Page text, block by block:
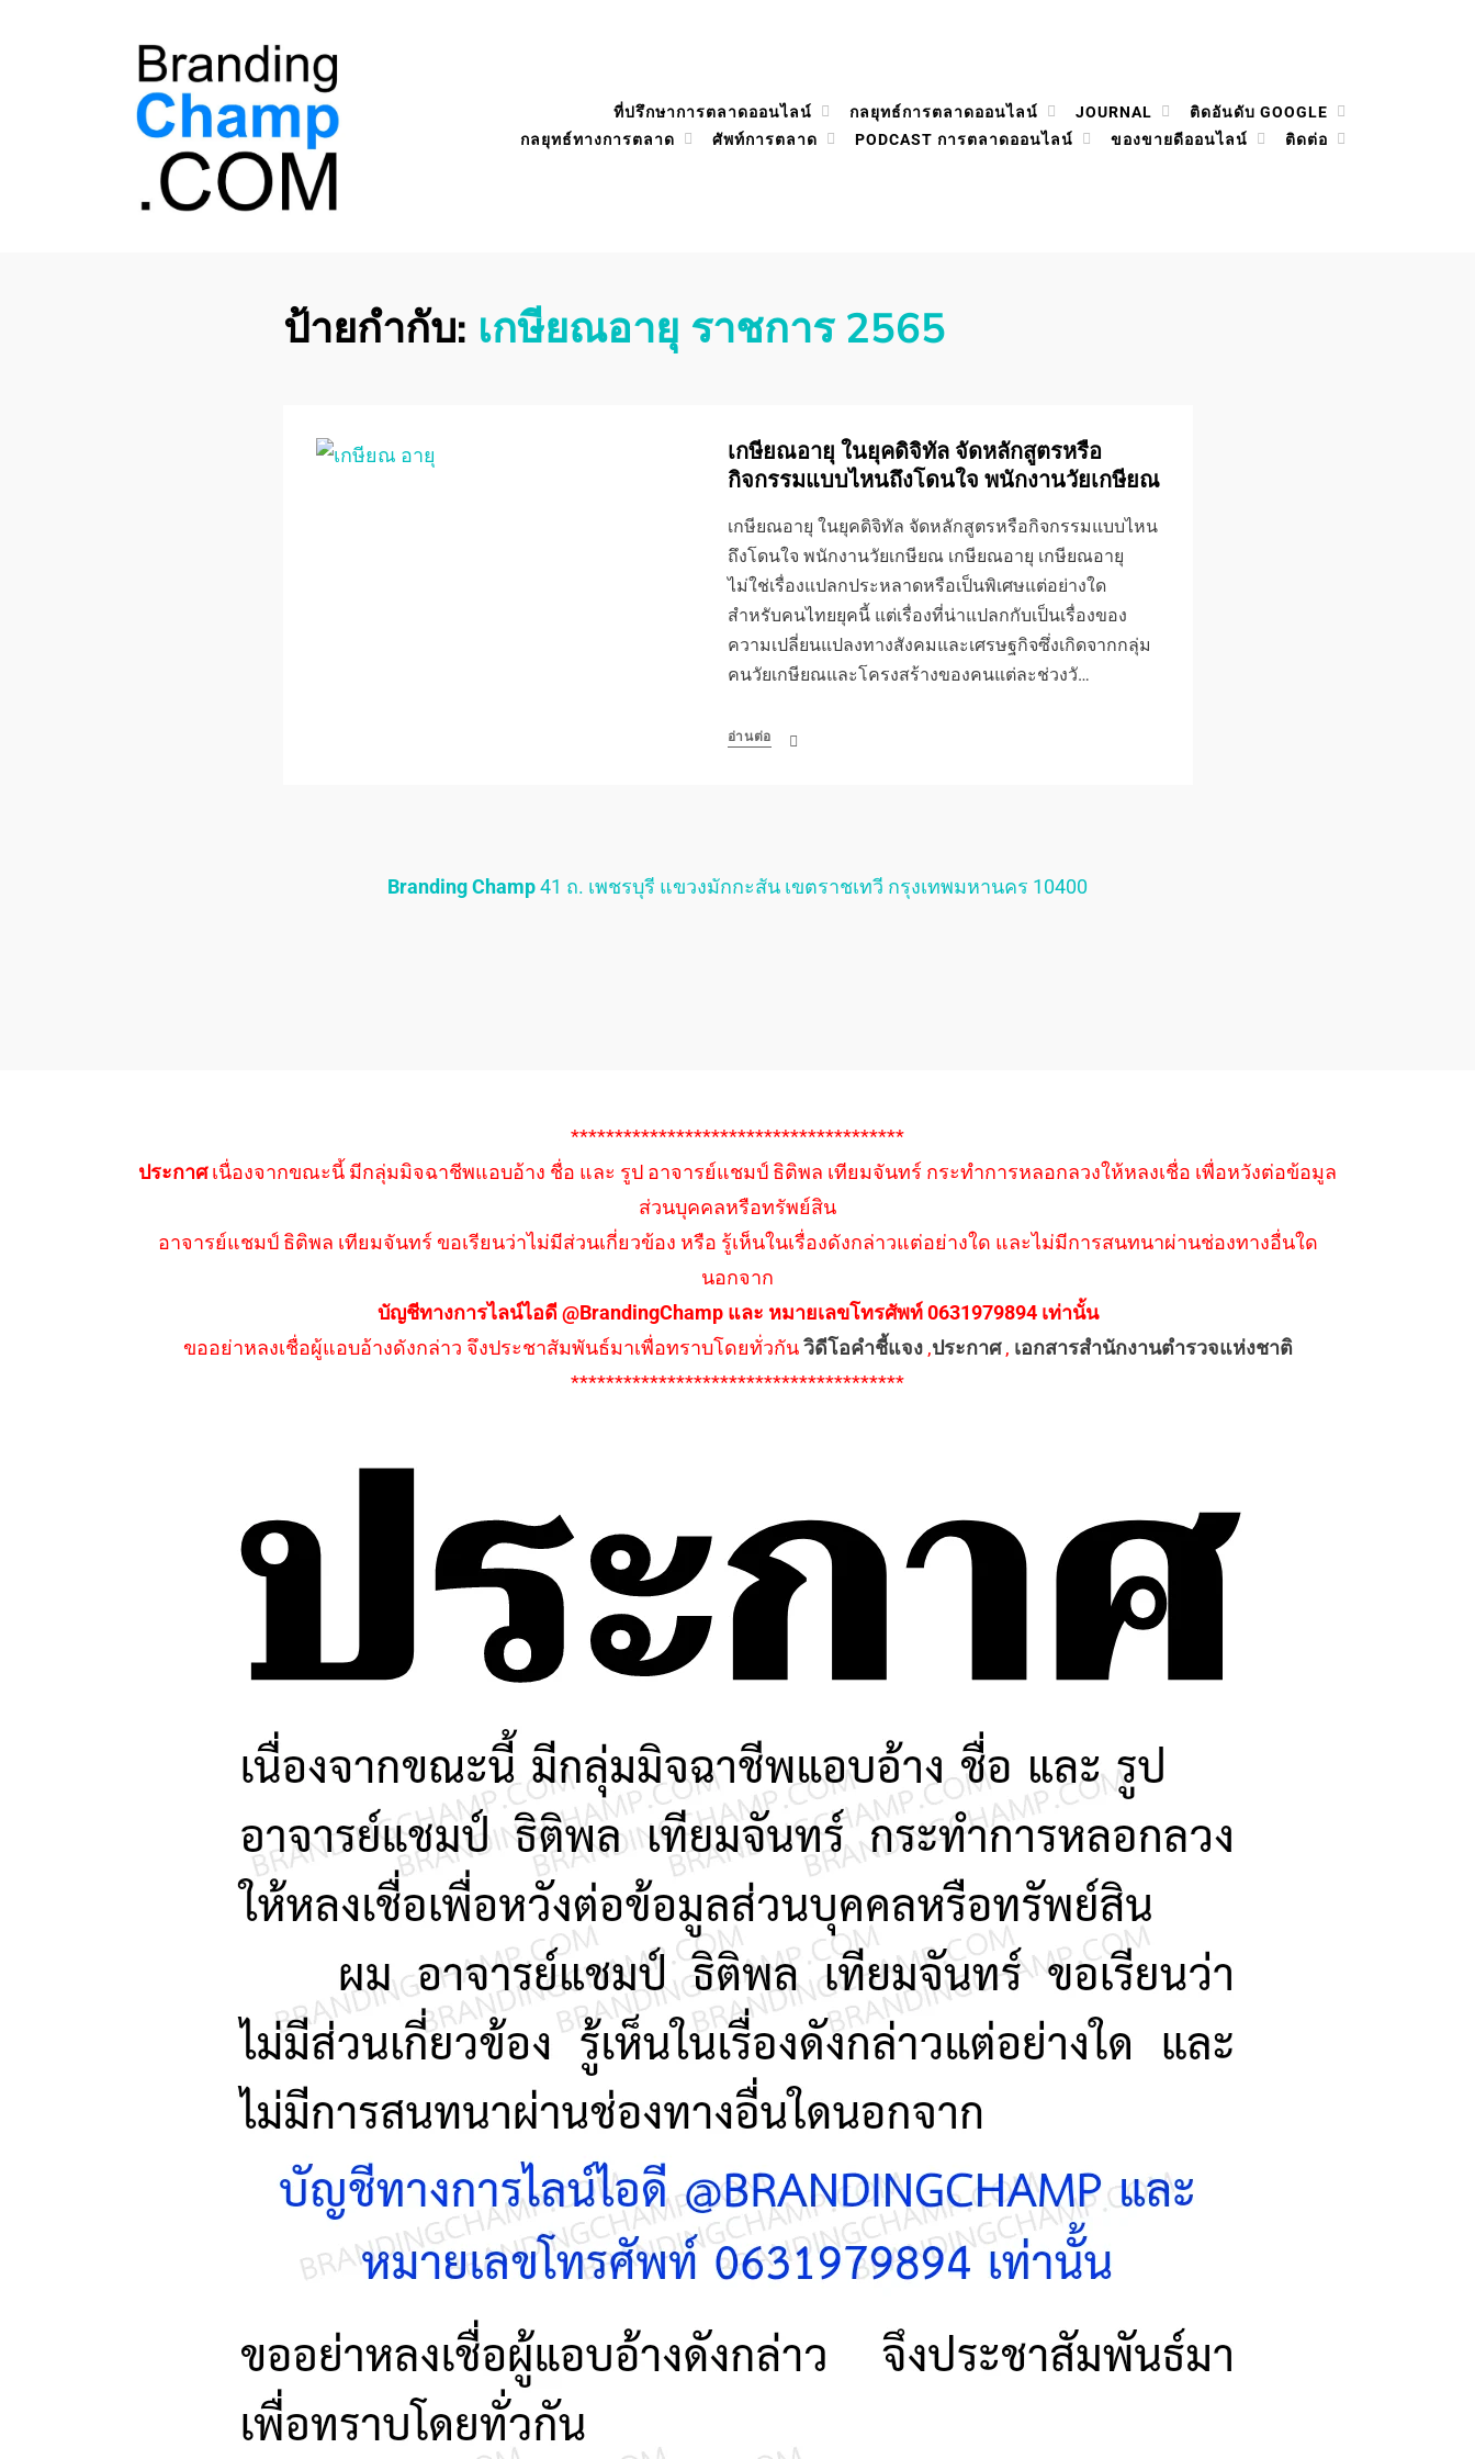
ที่ปรึกษาการตลาดออนไลน์ กลยุทธ์การตลาดออนไลน์ JOURNAL
ติดอันดับ GOOGLE
กลยุทธ์ทางการตลาด
ศัพท์การตลาด PODCAST การตลาดออนไลน์ ของขายดีออนไลน์ ติดต่อ
ป้ายกำกับ: เกษียณอายุ ราชการ 2565
เกษียณอายุ ในยุคดิจิทัล จัดหลักสูตรหรือ
กิจกรรมแบบไหนถึงโดนใจ พนักงานวัยเกษียณ
เกษียณอายุ ในยุคดิจิทัล จัดหลักสูตรหรือกิจกรรมแบบไหน
ถึงโดนใจ พนักงานวัยเกษียณ เกษียณอายุ เกษียณอายุ
ไม่ใช่เรื่องแปลกประหลาดหรือเป็นพิเศษแต่อย่างใด
สำหรับคนไทยยุคนี้ แต่เรื่องที่น่าแปลกกับเป็นเรื่องของ
ความเปลี่ยนแปลงทางสังคมและเศรษฐกิจซึ่งเกิดจากกลุ่ม
คนวัยเกษียณและโครงสร้างของคนแต่ละช่วงวั…
อ่านต่อ
Branding Champ41 ถ. เพชรบุรี แขวงมักกะสัน เขตราชเทวี กรุงเทพมหานคร 10400
**************************************
ประกาศเนื่องจากขณะนี้ มีกลุ่มมิจฉาชีพแอบอ้าง ชื่อ และ รูป อาจารย์แชมป์ ธิติพล เทียมจันทร์ กระทำการหลอกลวงให้หลงเชื่อ เพื่อหวังต่อข้อมูล
ส่วนบุคคลหรือทรัพย์สิน
อาจารย์แชมป์ ธิติพล เทียมจันทร์ ขอเรียนว่าไม่มีส่วนเกี่ยวข้อง หรือ รู้เห็นในเรื่องดังกล่าวแต่อย่างใด และไม่มีการสนทนาผ่านช่องทางอื่นใด
นอกจาก
บัญชีทางการไลน์ไอดี @BrandingChamp และ หมายเลขโทรศัพท์ 0631979894 เท่านั้น
ขออย่าหลงเชื่อผู้แอบอ้างดังกล่าว จึงประชาสัมพันธ์มาเพื่อทราบโดยทั่วกันวิดีโอคำชี้แจง,ประกาศ, เอกสารสำนักงานตำรวจแห่งชาติ
**************************************